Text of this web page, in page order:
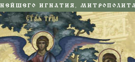
ИГНАТИЯ, МИТРОПОЛИТА